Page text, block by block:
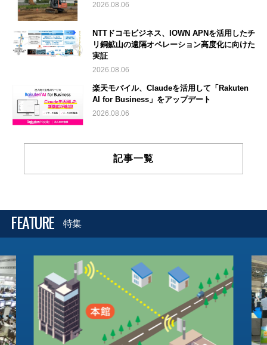
2026.08.06
NTTドコモビジネス、IOWN APNを活用したチ
リ銅鉱山の遠隔オペレーション高度化に向けた
実証
2026.08.06
楽天モバイル、Claudeを活用して「Rakuten
AI for Business」をアップデート
2026.08.06
記事一覧
FEATURE 特集